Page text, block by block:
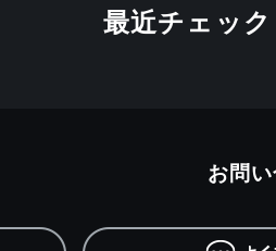
最近チェッ
お問